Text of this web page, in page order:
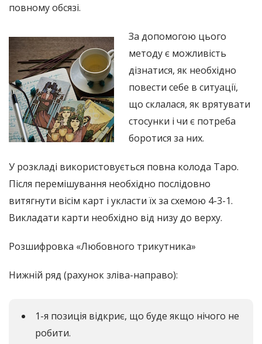
повному обсязі.
За допомогою цього
методу є можливість
дізнатися, як необхідно
повести себе в ситуації,
що склалася, як врятувати
стосунки і чи є потреба
боротися за них.
У розкладі використовується повна колода Таро.
Після перемішування необхідно послідовно
витягнути вісім карт і укласти їх за схемою 4-3-1.
Викладати карти необхідно від низу до верху.
Розшифровка «Любовного трикутника»
Нижній ряд (рахунок зліва-направо):
1-я позиція відкриє, що буде якщо нічого не
робити.